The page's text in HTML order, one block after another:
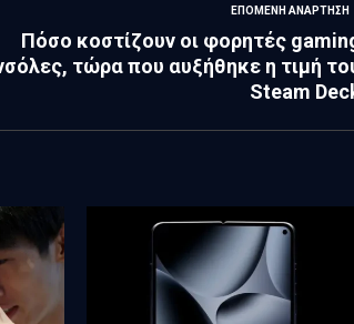
ΕΠΌΜΕΝΗ ΑΝΆΡΤΗΣΗ
Πόσο κοστίζουν οι φορητές
τώρα που αυξήθηκε η τιμή
Steam